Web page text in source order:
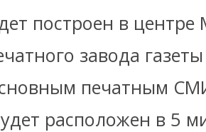
построен в
завода
печатным
расположен в 5